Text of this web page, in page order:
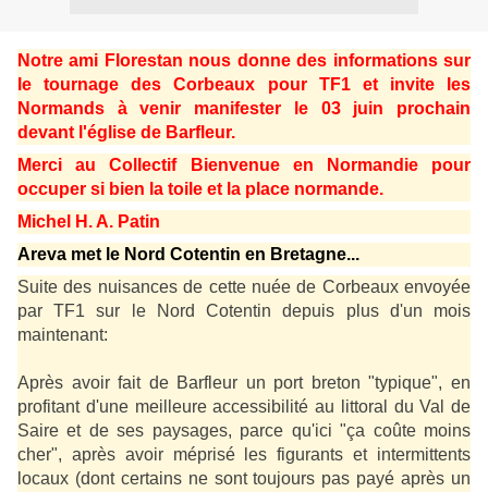
Notre ami Florestan nous donne des informations sur
le tournage des Corbeaux pour TF1 et invite les
Normands à venir manifester le 03 juin prochain
devant l'église de Barfleur.
Merci au Collectif Bienvenue en Normandie pour
occuper si bien la toile et la place normande.
Michel H. A. Patin
Areva met le Nord Cotentin en Bretagne...
Suite des nuisances de cette nuée de Corbeaux envoyée
par TF1 sur le Nord Cotentin depuis plus d'un mois
maintenant:
Après avoir fait de Barfleur un port breton "typique", en
profitant d'une meilleure accessibilité au littoral du Val de
Saire et de ses paysages, parce qu'ici "ça coûte moins
cher", après avoir méprisé les figurants et intermittents
locaux (dont certains ne sont toujours pas payé après un